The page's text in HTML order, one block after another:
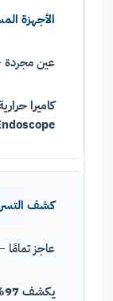
الأجهزة
عين
كشف
عاجز تمامًا